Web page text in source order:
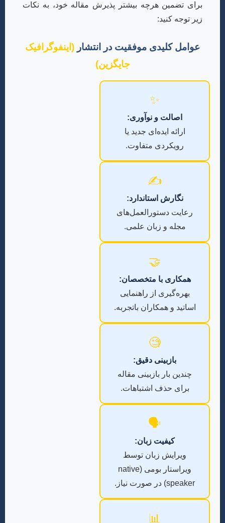
برای تضمین هرچه بیشتر پذیرش مقاله خود، به نکات
زیر توجه کنید:
عوامل کلیدی موفقیت در انتشار (اینفوگرافیک
جایگزین)
✨
اصالت و نوآوری:
ارائه ایده‌ای جدید یا
رویکردی متفاوت.
✍️
نگارش استاندارد:
رعایت دستورالعمل‌های
مجله و زبان علمی.
🤝
همکاری با متخصصان:
بهره‌گیری از راهنمایی
اساتید و همکاران باتجربه.
🧐
بازبینی دقیق:
چندین بار بازبینی مقاله
برای حذف اشتباهات.
🗣️
کیفیت زبان:
ویرایش زبان توسط
ویراستار بومی (native
speaker) در صورت نیاز.
📊